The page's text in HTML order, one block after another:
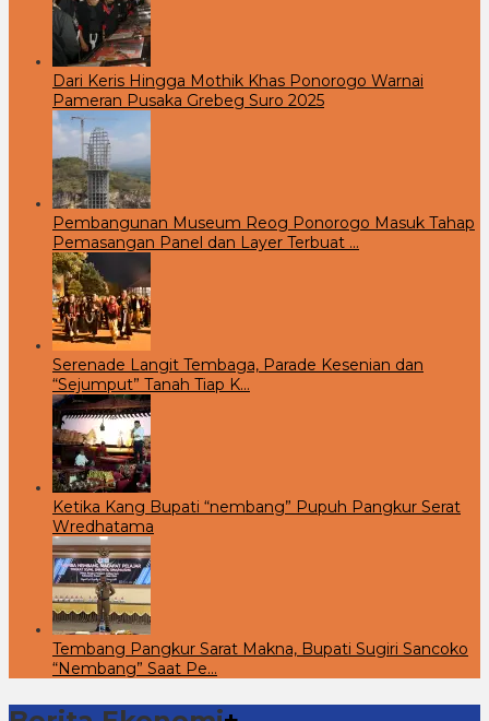
Dari Keris Hingga Mothik Khas Ponorogo Warnai
Pameran Pusaka Grebeg Suro 2025
Pembangunan Museum Reog Ponorogo Masuk Tahap
Pemasangan Panel dan Layer Terbuat …
Serenade Langit Tembaga, Parade Kesenian dan
“Sejumput” Tanah Tiap K…
Ketika Kang Bupati “nembang” Pupuh Pangkur Serat
Wredhatama
Tembang Pangkur Sarat Makna, Bupati Sugiri Sancoko
“Nembang” Saat Pe…